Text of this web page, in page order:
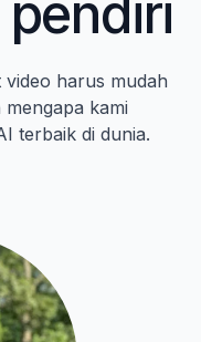
harus mudah
kami
terbaik di dunia.